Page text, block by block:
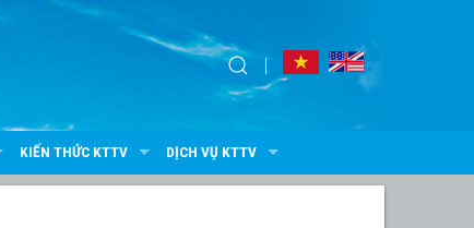
KIẾN THỨC KTTV DỊCH VỤ KTTV